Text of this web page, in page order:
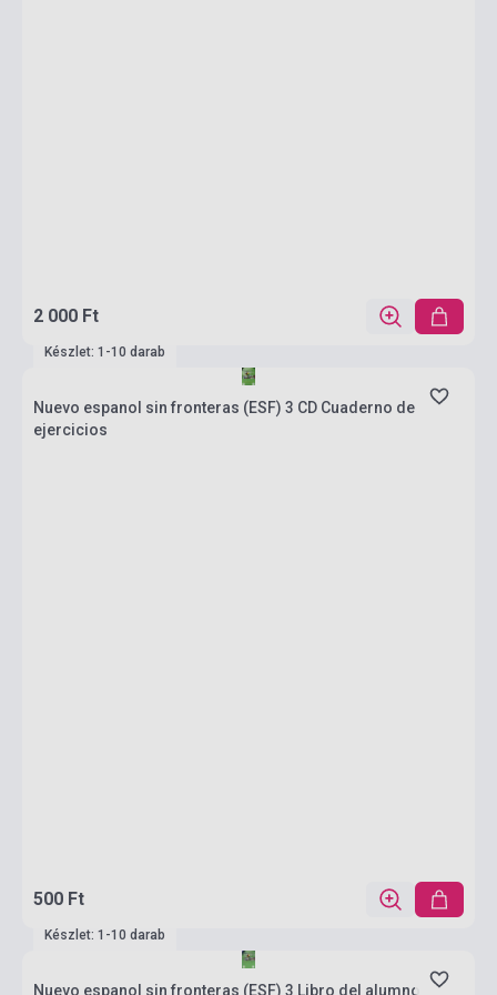
2 000 Ft
Készlet: 1-10 darab
Nuevo espanol sin fronteras (ESF) 3 CD Cuaderno de
ejercicios
500 Ft
Készlet: 1-10 darab
Nuevo espanol sin fronteras (ESF) 3 Libro del alumno